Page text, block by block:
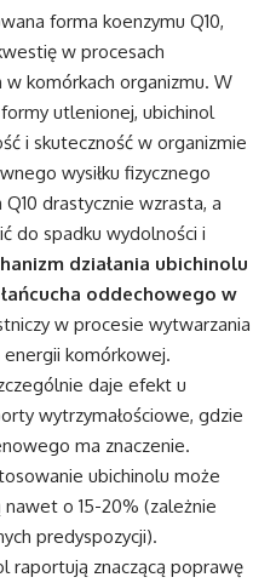
forma koenzymu Q10,
w procesach
w komórkach organizmu. W
utlenionej, ubichinol
i skuteczność w organizmie
wysiłku fizycznego
drastycznie wzrasta, a
do spadku wydolności i
działania ubichinolu
oddechowego w
w procesie wytwarzania
komórkowej.
daje efekt u
wytrzymałościowe, gdzie
ma znaczenie.
ubichinolu może
o 15-20% (zależnie
predyspozycji).
raportują znaczącą poprawę